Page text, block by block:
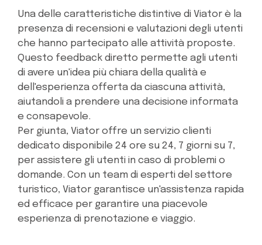
Una delle caratteristiche distintive di Viator è la
presenza di recensioni e valutazioni degli utenti
che hanno partecipato alle attività proposte.
Questo feedback diretto permette agli utenti
di avere un'idea più chiara della qualità e
dell'esperienza offerta da ciascuna attività,
aiutandoli a prendere una decisione informata
e consapevole.
Per giunta, Viator offre un servizio clienti
dedicato disponibile 24 ore su 24, 7 giorni su 7,
per assistere gli utenti in caso di problemi o
domande. Con un team di esperti del settore
turistico, Viator garantisce un'assistenza rapida
ed efficace per garantire una piacevole
esperienza di prenotazione e viaggio.